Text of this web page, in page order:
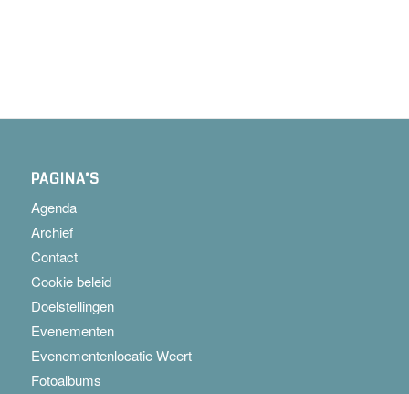
PAGINA’S
Agenda
Archief
Contact
Cookie beleid
Doelstellingen
Evenementen
Evenementenlocatie Weert
Fotoalbums